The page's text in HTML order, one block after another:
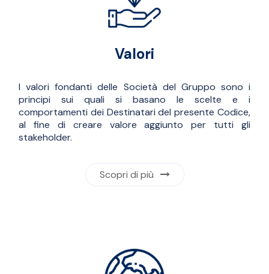
Valori
I valori fondanti delle Società del Gruppo sono i
principi sui quali si basano le scelte e i
comportamenti dei Destinatari del presente Codice,
al fine di creare valore aggiunto per tutti gli
stakeholder.
Scopri di più